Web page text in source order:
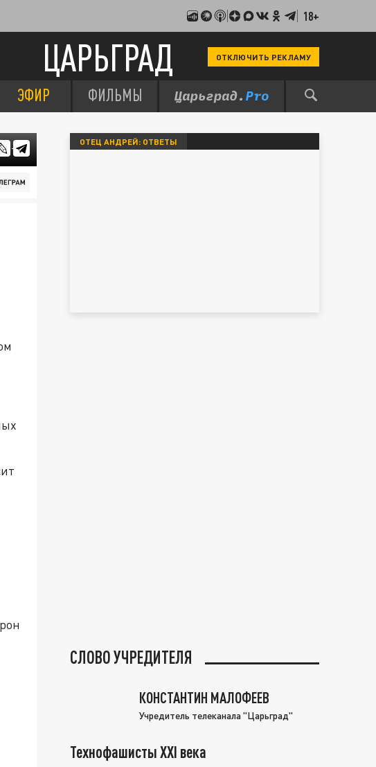
18+
ЦАРЬГРАД ОТКЛЮЧИТЬ РЕКЛАМУ
ЭФИР ФИЛЬМЫ
ФТМ
ОТЕЦ АНДРЕЙ: ОТВЕТЫ
СЛОВО УЧРЕДИТЕЛЯ
КОНСТАНТИН МАЛОФЕЕВ
Учредитель телеканала "Царьград"
Технофашисты XXI века